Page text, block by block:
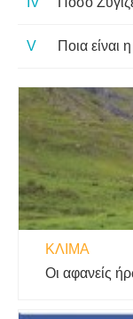
Ποια είναι
ΚΛΊΜΑ
Οι αφανείς